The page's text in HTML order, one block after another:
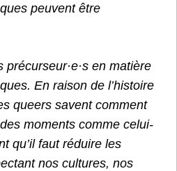
peuvent être
en matière
En raison de l’histoire
queers savent comment
moments comme celui-
qu’il faut réduire les
nos cultures, nos